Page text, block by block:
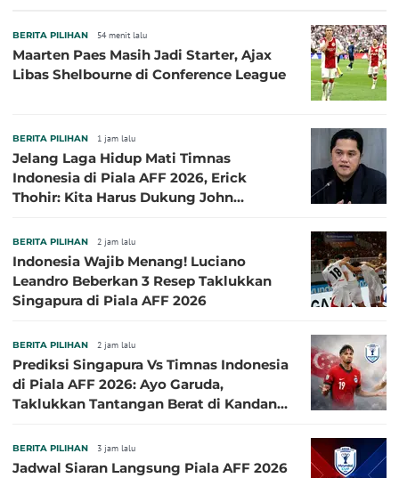
BERITA PILIHAN 54 menit lalu
Maarten Paes Masih Jadi Starter, Ajax
Libas Shelbourne di Conference League
BERITA PILIHAN 1 jam lalu
Jelang Laga Hidup Mati Timnas
Indonesia di Piala AFF 2026, Erick
Thohir: Kita Harus Dukung John
BERITA PILIHAN 2 jam lalu
Indonesia Wajib Menang! Luciano
Leandro Beberkan 3 Resep Taklukkan
Singapura di Piala AFF 2026
BERITA PILIHAN 2 jam lalu
Prediksi Singapura Vs Timnas Indonesia
di Piala AFF 2026: Ayo Garuda,
Taklukkan Tantangan Berat di Kandang
BERITA PILIHAN 3 jam lalu
Jadwal Siaran Langsung Piala AFF 2026